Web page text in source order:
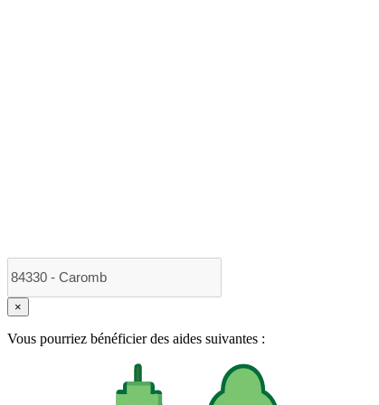
×
Vous pourriez bénéficier des aides suivantes :